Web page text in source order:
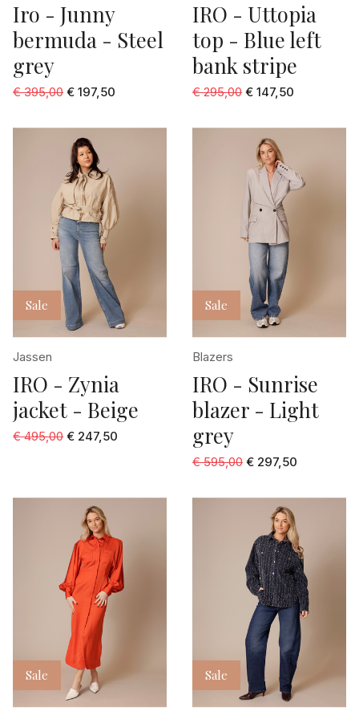
SUMMUM
Weekend Max Mara
rood dessin
roze
stonewashed bleu
taupe
turquoise
used washed bleu
wit
wit dessin
zalm
zilver grijs
zwart dessin
ONE
S/M
Iro - Junny
bermuda - Steel
grey
€ 395,00 € 197,50
IRO - Uttopia
top - Blue left
bank stripe
€ 295,00 € 147,50
Sale
Jassen
IRO - Zynia
jacket - Beige
€ 495,00 € 247,50
Sale
Blazers
IRO - Sunrise
blazer - Light
grey
€ 595,00 € 297,50
Sale Sale